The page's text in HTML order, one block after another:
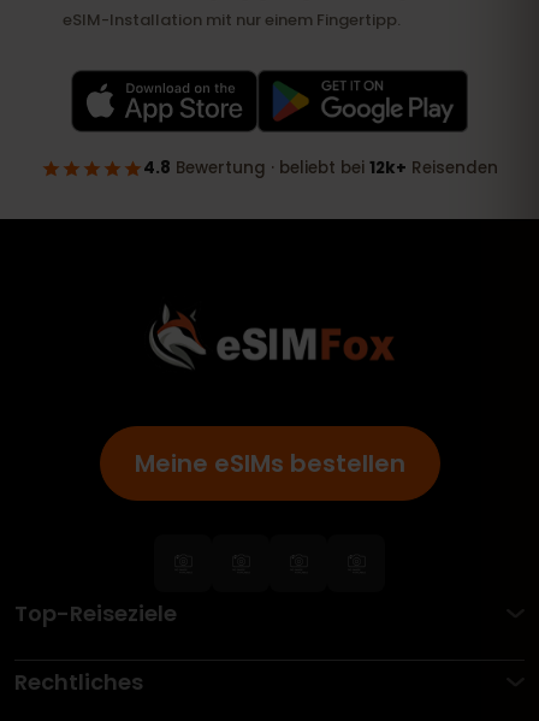
Meine eSIMs bestellen
Top-Reiseziele
Rechtliches